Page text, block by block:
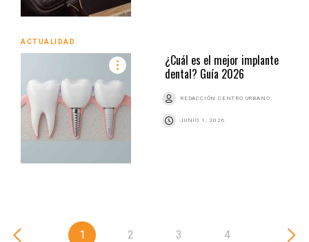
ACTUALIDAD
¿Cuál es el mejor implante
dental? Guía 2026
REDACCIÓN CENTRO URBANO
JUNIO 1, 2026
1 2 3 4